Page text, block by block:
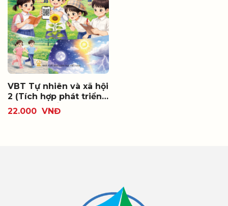
VBT Tự nhiên và xã hội
2 (Tích hợp phát triển
năng lực số)
22.000 VNĐ